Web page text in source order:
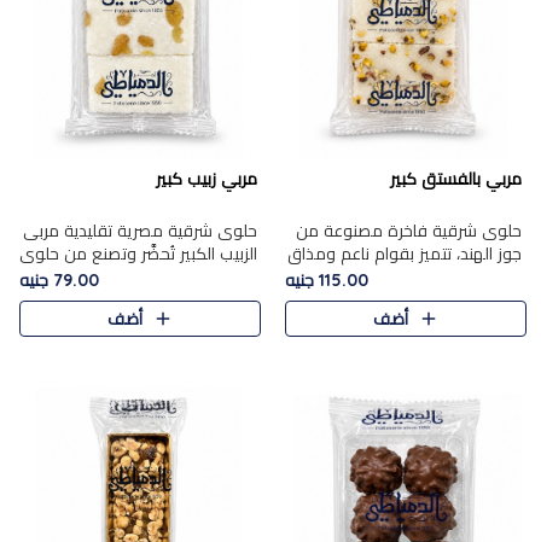
مربي بالفستق كبير
حلوى شرقية فاخرة مصنوعة من
جوز الهند، تتميز بقوام ناعم ومذاق
غني، وتزين بقطع من الفستق
الفاخر التي تضيف عليها قرمشة
115.00 جنيه
أضف
مربي زبيب كبير
حلوى شرقية مصرية تقليدية مربى
الزبيب الكبير تُحضَّر وتصنع من حلوي
جوز الهند باسد بقوام طري ومذاق
غني، وتُزين وتغطا بحبات الزبيب
الذهبي التي ..
79.00 جنيه
أضف